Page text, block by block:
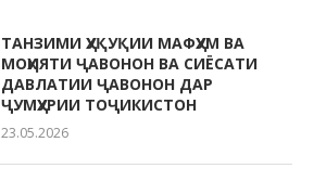
ТАНЗИМИ ҲУҚУҚИИ МАФҲУМ ВА
МОҲИЯТИ ҶАВОНОН ВА СИЁСАТИ
ДАВЛАТИИ ҶАВОНОН ДАР
ҶУМҲУРИИ ТОҶИКИСТОН
23.05.2026